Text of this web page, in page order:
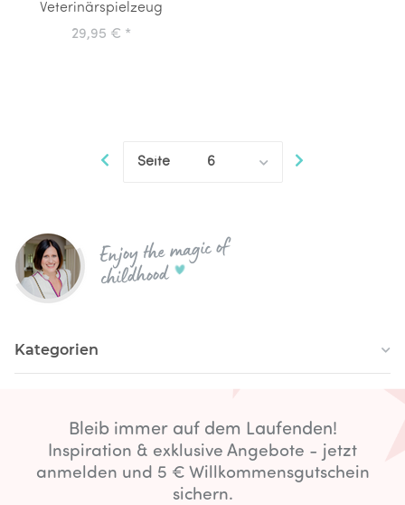
Veterinärspielzeug
29,95 € *
Seite 6
Enjoy the magic of
childhood
Kategorien
Bleib immer auf dem Laufenden!
Inspiration & exklusive Angebote - jetzt
anmelden und 5 € Willkommensgutschein
sichern.